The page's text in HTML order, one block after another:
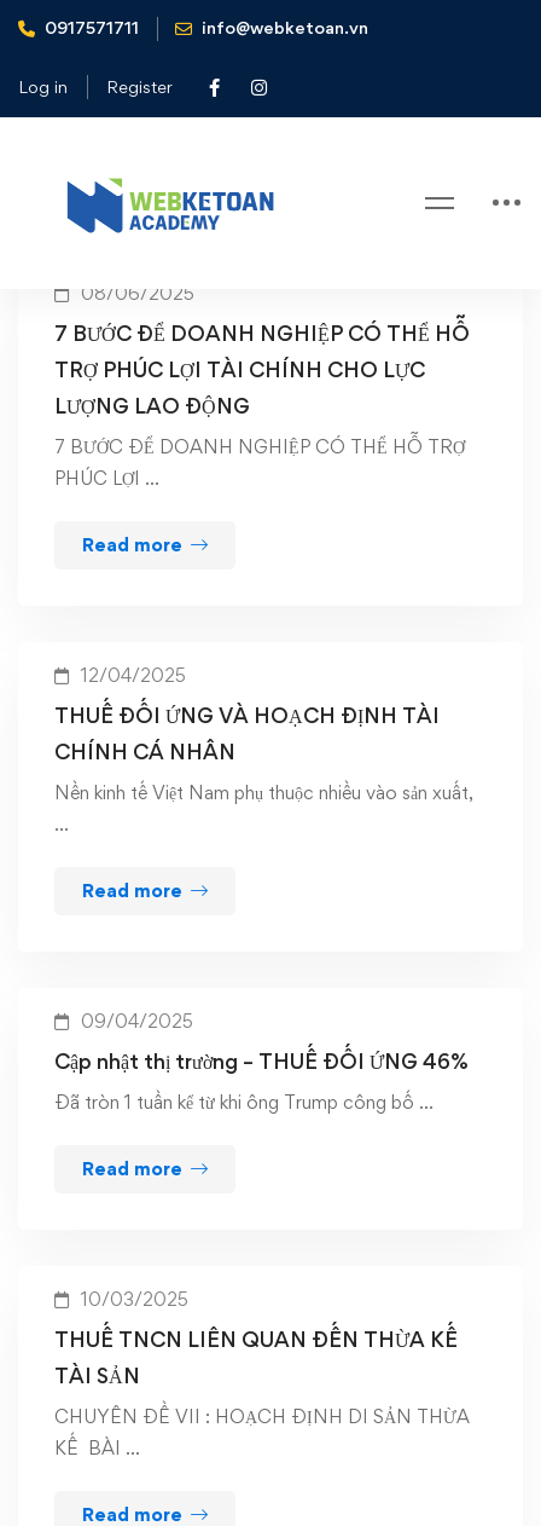
0917571711 info@webketoan.vn
Log in Register
Home tài chính cá nhân
Tag: tài chính cá nhân
08/06/2025
7 BƯỚC ĐỂ DOANH NGHIỆP CÓ THỂ HỖ
TRỢ PHÚC LỢI TÀI CHÍNH CHO LỰC
LƯỢNG LAO ĐỘNG
7 BƯỚC ĐỂ DOANH NGHIỆP CÓ THỂ HỖ TRỢ
PHÚC LỢI …
Read more
12/04/2025
THUẾ ĐỐI ỨNG VÀ HOẠCH ĐỊNH TÀI
CHÍNH CÁ NHÂN
Nền kinh tế Việt Nam phụ thuộc nhiều vào sản xuất,
…
Read more
09/04/2025
Cập nhật thị trường – THUẾ ĐỐI ỨNG 46%
Đã tròn 1 tuần kể từ khi ông Trump công bố …
Read more
10/03/2025
THUẾ TNCN LIÊN QUAN ĐẾN THỪA KẾ
TÀI SẢN
CHUYÊN ĐỀ VII : HOẠCH ĐỊNH DI SẢN THỪA
KẾ BÀI …
Read more